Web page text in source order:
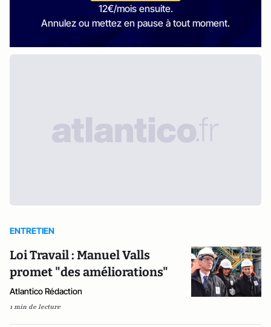
12€/mois ensuite.
Annulez ou mettez en pause à tout moment.
ENTRETIEN
Loi Travail : Manuel Valls
promet "des améliorations"
Atlantico Rédaction
1 min de lecture